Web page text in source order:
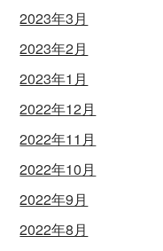
2023年3月
2023年2月
2023年1月
2022年12月
2022年11月
2022年10月
2022年9月
2022年8月